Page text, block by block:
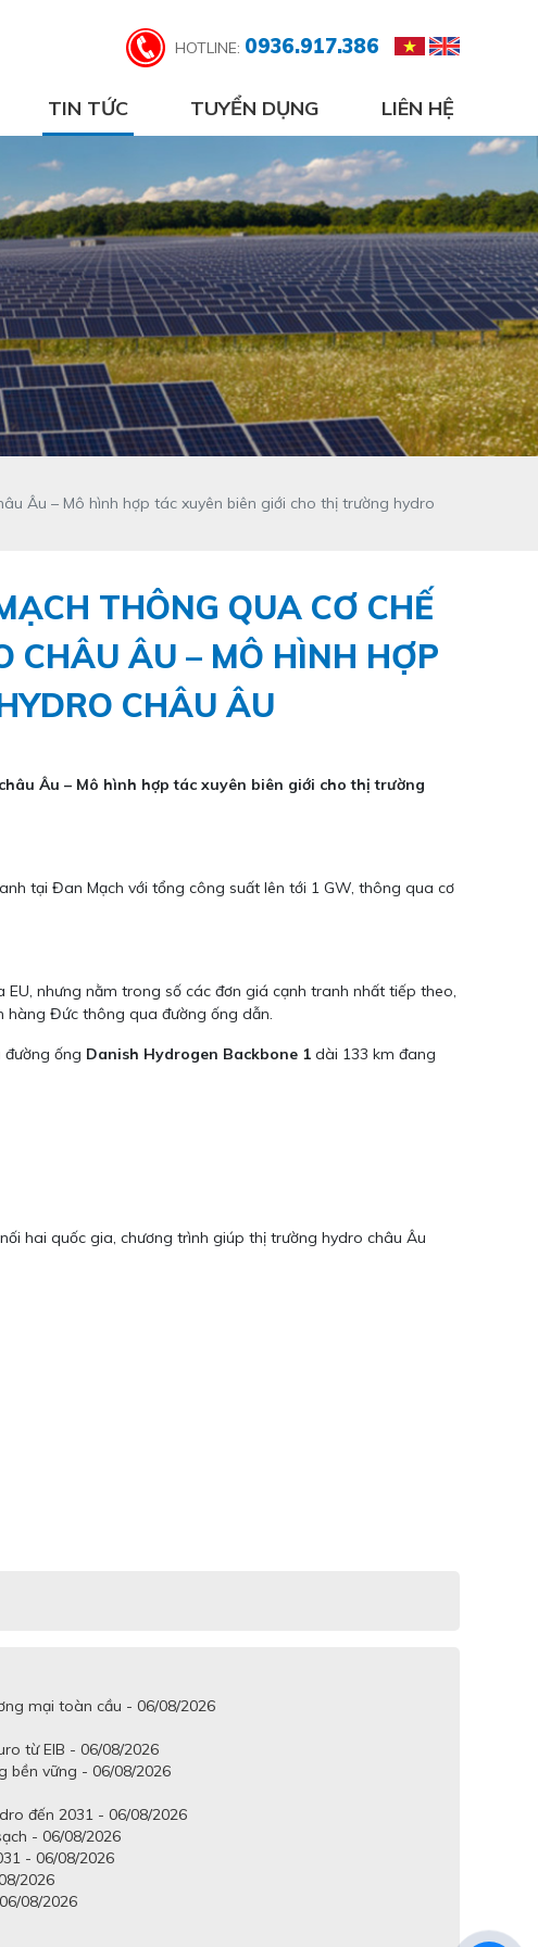
HOTLINE: 0936.917.386
TIN TỨC TUYỂN DỤNG LIÊN HỆ
Âu – Mô hình hợp tác xuyên biên giới cho thị trường hydro
THÔNG QUA CƠ CHẾ
CHÂU ÂU – MÔ HÌNH HỢP
CHÂU ÂU
Âu – Mô hình hợp tác xuyên biên giới cho thị trường
tại Đan Mạch với tổng công suất lên tới 1 GW, thông qua cơ
nhưng nằm trong số các đơn giá cạnh tranh nhất tiếp theo,
hàng Đức thông qua đường ống dẫn.
ống Danish Hydrogen Backbone 1 dài 133 km đang
hai quốc gia, chương trình giúp thị trường hydro châu Âu
mại toàn cầu - 06/08/2026
từ EIB - 06/08/2026
bền vững - 06/08/2026
đến 2031 - 06/08/2026
- 06/08/2026
- 06/08/2026
2026
08/2026